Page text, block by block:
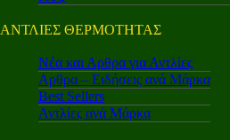
ΑΝΤΛΙΕΣ ΘΕΡΜΟΤΗΤΑΣ
Nέα και Αρθρα για Αντλίες
Αρθρα – Ειδήσεις ανά Μάρκα
Best Sellers
Αντλίες ανά Μάρκα